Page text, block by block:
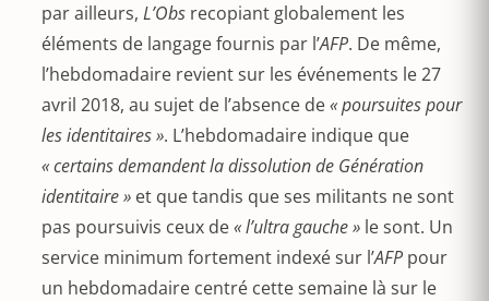
par ailleurs, L’Obs recopiant globalement les
éléments de langage fournis par l’AFP. De même,
l’hebdomadaire revient sur les événements le 27
avril 2018, au sujet de l’absence de« poursuites pour
les identitaires ». L’hebdomadaire indique que
« certains demandent la dissolution de Génération
identitaire » et que tandis que ses militants ne sont
pas poursuivis ceux de« l’ultra gauche » le sont. Un
service minimum fortement indexé sur l’AFP pour
un hebdomadaire centré cette semaine là sur le